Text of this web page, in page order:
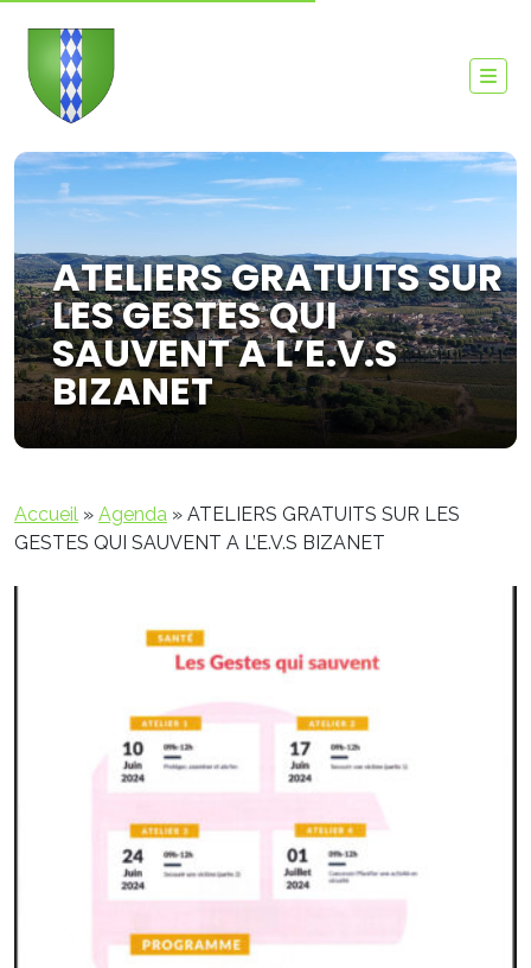
ATELIERS GRATUITS SUR
LES GESTES QUI
SAUVENT A L’E.V.S
BIZANET
Accueil » Agenda » ATELIERS GRATUITS SUR LES
GESTES QUI SAUVENT A L’E.V.S BIZANET